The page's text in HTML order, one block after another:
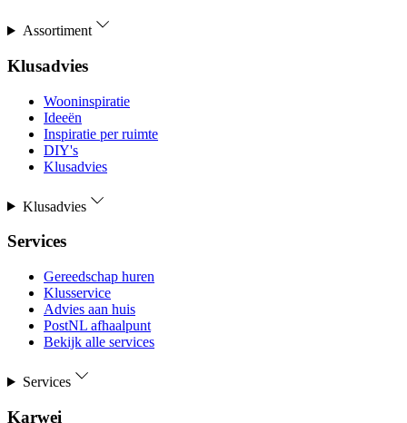
Assortiment
Klusadvies
Wooninspiratie
Ideeën
Inspiratie per ruimte
DIY's
Klusadvies
Klusadvies
Services
Gereedschap huren
Klusservice
Advies aan huis
PostNL afhaalpunt
Bekijk alle services
Services
Karwei